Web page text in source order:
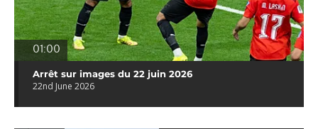
01:00
Arrêt sur images du 22 juin 2026
22nd June 2026